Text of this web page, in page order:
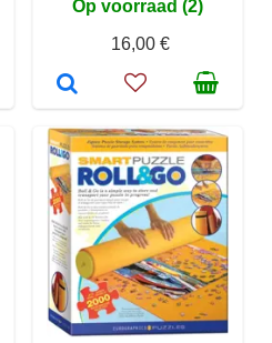
Op voorraad (2)
16,00 €